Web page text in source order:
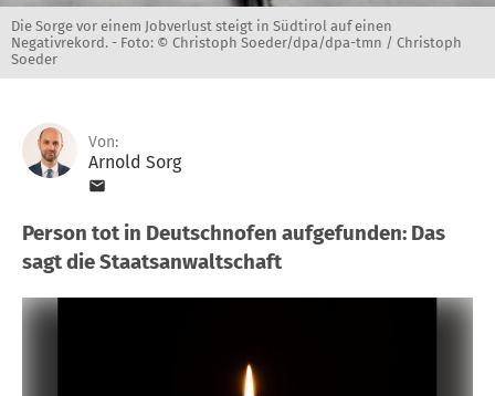
Die Sorge vor einem Jobverlust steigt in Südtirol auf einen
Negativrekord. - Foto: © Christoph Soeder/dpa/dpa-tmn / Christoph
Soeder
Von:
Arnold Sorg
Person tot in Deutschnofen aufgefunden: Das
sagt die Staatsanwaltschaft